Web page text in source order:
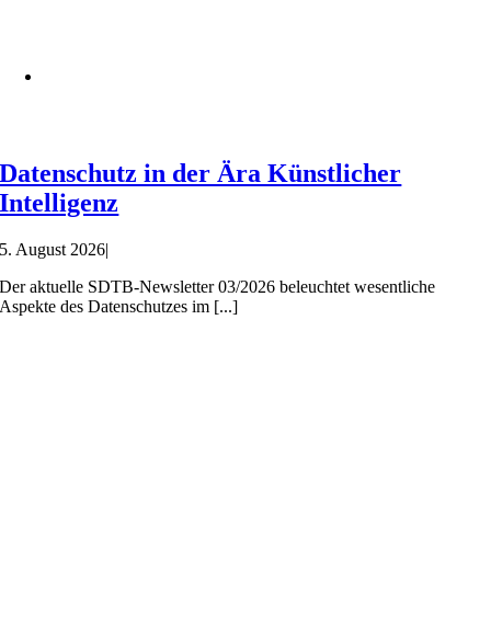
Datenschutz in der Ära Künstlicher
Intelligenz
5. August 2026|
Der aktuelle SDTB-Newsletter 03/2026 beleuchtet wesentliche
Aspekte des Datenschutzes im [...]